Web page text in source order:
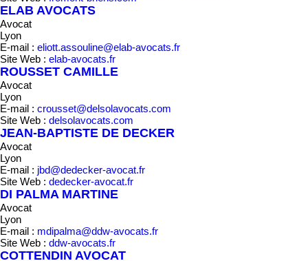
ELAB AVOCATS
Avocat
Lyon
E-mail : eliott.assouline@elab-avocats.fr
Site Web : elab-avocats.fr
ROUSSET CAMILLE
Avocat
Lyon
E-mail : crousset@delsolavocats.com
Site Web : delsolavocats.com
JEAN-BAPTISTE DE DECKER
Avocat
Lyon
E-mail : jbd@dedecker-avocat.fr
Site Web : dedecker-avocat.fr
DI PALMA MARTINE
Avocat
Lyon
E-mail : mdipalma@ddw-avocats.fr
Site Web : ddw-avocats.fr
COTTENDIN AVOCAT